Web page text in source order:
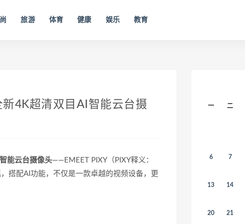
旅游 体育 健康 娱乐 教育
4K超清双目AI智能云台摄
能云台摄像头——EMEET PIXY（PIXY释义：
搭配AI功能，不仅是一款卓越的视频设备，更
一 二
6 7
13 14
20 21